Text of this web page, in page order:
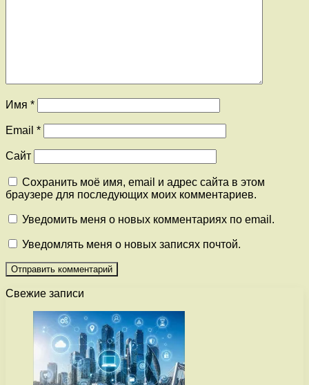
Имя *
Email *
Сайт
Сохранить моё имя, email и адрес сайта в этом
браузере для последующих моих комментариев.
Уведомить меня о новых комментариях по email.
Уведомлять меня о новых записях почтой.
Свежие записи